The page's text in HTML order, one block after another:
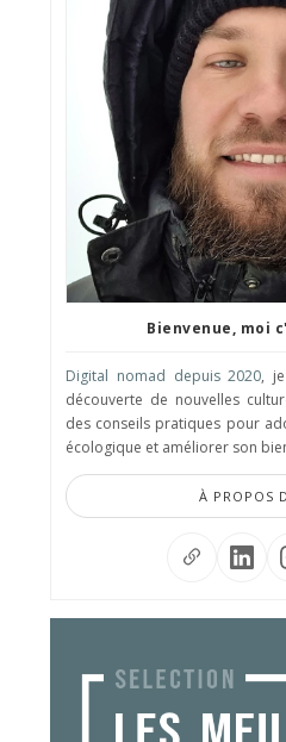
Bienvenue, moi
Digital nomad depuis 2020,
découverte de nouvelles
des conseils pratiques pour
écologique et améliorer son
À PROPOS